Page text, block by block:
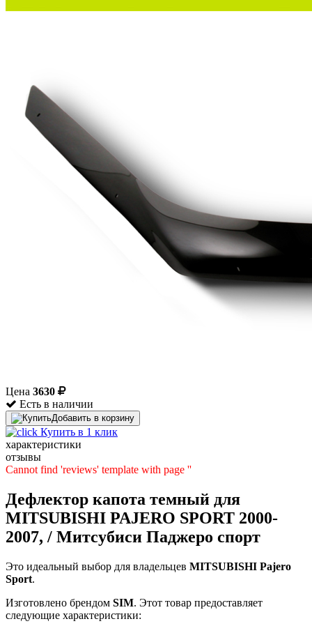
Цена 3630
Есть в наличии
Добавить в корзину
Купить в 1 клик
характеристики
отзывы
Cannot find 'reviews' template with page ''
Дефлектор капота темный для
MITSUBISHI PAJERO SPORT 2000-
2007, / Митсубиси Паджеро спорт
Это идеальный выбор для владельцев MITSUBISHI Pajero
Sport.
Изготовлено брендом SIM. Этот товар предоставляет
следующие характеристики: